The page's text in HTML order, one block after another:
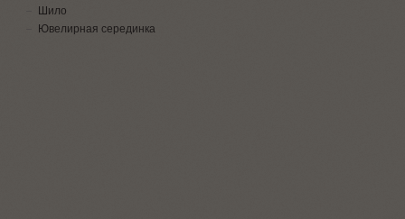
Шило
Ювелирная серединка